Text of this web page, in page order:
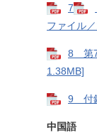
7
ファイル
8 第7
1.38MB]
9 付
中国語